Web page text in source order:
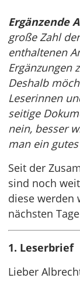
Ergänzende
große Zahl
enthaltenen
Ergänzungen
Deshalb
Leserinnen
seitige
nein, besser
man ein
Seit der
sind noch
diese werden
nächsten
1. Leserbrief
Lieber